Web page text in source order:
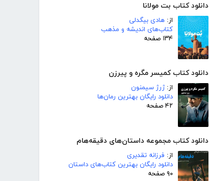
دانلود کتاب بت مولانا
از: هادی بیگدلی
کتاب‌های اندیشه و مذهب
۱۳۴ صفحه
دانلود کتاب کمیسر مگره و پیرزن
از:ژرژ سیمنون
دانلود رایگان بهترین رمان‌ها
۴۲ صفحه
دانلود کتاب مجموعه داستان‌های دقیقه‌هام
از: فرزانه تقدیری
دانلود رایگان بهترین کتاب‌های داستان
۹۰ صفحه